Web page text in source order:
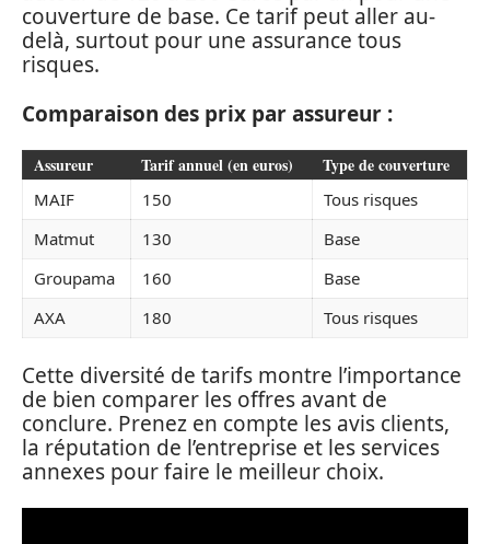
couverture de base. Ce tarif peut aller au-
delà, surtout pour une assurance tous
risques.
Comparaison des prix par assureur :
Assureur Tarif annuel (en euros) Type de couverture
MAIF 150
Tous risques
Matmut
130
Base
Groupama
160
Base
AXA
180 Tous risques
Cette diversité de tarifs montre l’importance
de bien comparer les offres avant de
conclure. Prenez en compte les avis clients,
la réputation de l’entreprise et les services
annexes pour faire le meilleur choix.